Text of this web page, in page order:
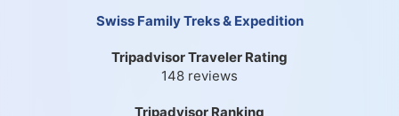
Swiss Family Treks & Expedition
Tripadvisor Traveler Rating
148 reviews
Tripadvisor Ranking